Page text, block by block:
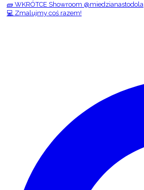
🧱 WKRÓTCE Showroom @miedzianastodola
💻 Zmalujmy coś razem!